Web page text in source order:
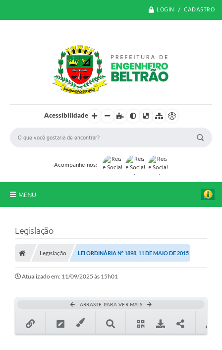
LOGIN / CADASTRO
Acessibilidade
Acompanhe-nos:
MENU
Transparência
Legislação
Editais
SIAFIC
Legislação
Legislação LEI ORDINÁRIA Nº 1898, 11 DE MAIO DE 2015
Atualizado em: 11/09/2025 às 15h01
ARRASTE PARA VER MAIS